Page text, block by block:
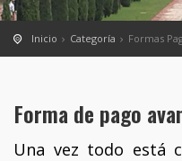
Inicio Categoría Formas
Forma de pago
Una vez todo está